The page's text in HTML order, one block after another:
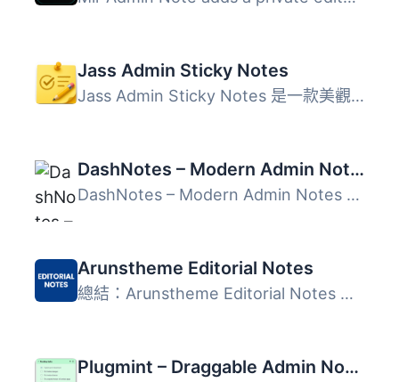
Jass Admin Sticky Notes
Jass Admin Sticky Notes 是一款美觀的 WordPress 控制台外掛...
DashNotes – Modern Admin Notes
DashNotes – Modern Admin Notes 是一款輕量級且易於使用的 W...
Arunstheme Editorial Notes
總結：Arunstheme Editorial Notes 是一款輕量級的 WordPress...
Plugmint – Draggable Admin Notes